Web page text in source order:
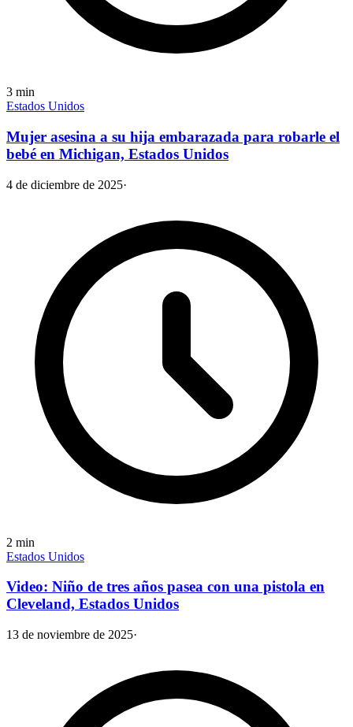
3 min
Estados Unidos
Mujer asesina a su hija embarazada para robarle el
bebé en Michigan, Estados Unidos
4 de diciembre de 2025·
2 min
Estados Unidos
Video: Niño de tres años pasea con una pistola en
Cleveland, Estados Unidos
13 de noviembre de 2025·